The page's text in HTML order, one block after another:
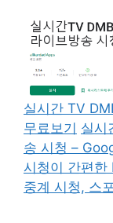
실시간 TV
무료보기 실시
송 시청 –
시청이 간편한
중계 시청, 스